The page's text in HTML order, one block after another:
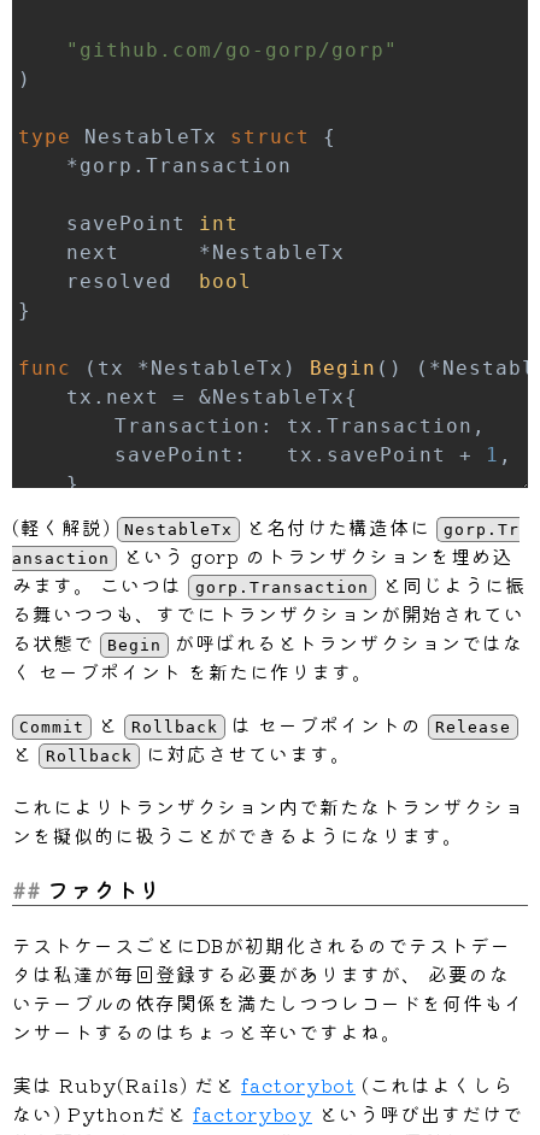
"github.com/go-gorp/gorp"
)
type NestableTx struct
{
* gorp .
	savePoint
int
	next
*
	resolved
bool
}
func ( tx * NestableTx ) Begin ( ) ( *
	tx
. next = &NestableTx{
		Transaction
: tx . Transaction ,
		savePoint
:
   tx
. savePoint + 1 ,
}
err := tx. +
return nil ,
}
return
tx .next, nil
}
func ( tx * NestableTx Rollback
	tx
. resolved =
true
if tx.savePoint
return
}
return tx. Transaction. Rollback
if tx .next != nil && !tx .next .
if err := tx.next .Commit(); err
return
}
	tx
.resolved = true
(軽く解説) NestableTx と名付けた構造体に
gorp.Tr
ansaction
という gorp のトランザクションを埋め込
みます。 こいつは
gorp.Transaction
と同じように振
る舞いつつも、すでにトランザクションが開始されてい
る状態で
Begin
が呼ばれるとトランザクションではな
く セーブポイント を新たに作ります。
Commit と Rollback は セーブポイントの Release
と Rollback
に対応させています。
これによりトランザクション内で新たなトランザクショ
ンを擬似的に扱うことができるようになります。
ファクトリ
テストケースごとにDBが初期化されるのでテストデー
タは私達が毎回登録する必要がありますが、 必要のな
いテーブルの依存関係を満たしつつレコードを何件もイ
ンサートするのはちょっと辛いですよね。
実は Ruby(Rails) だと factorybot (これはよくしら
ない) Pythonだと factoryboy という呼び出すだけで